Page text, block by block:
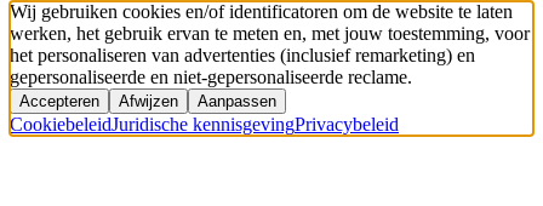
Wij gebruiken cookies en/of identificatoren om de website te laten
werken, het gebruik ervan te meten en, met jouw toestemming, voor
het personaliseren van advertenties (inclusief remarketing) en
gepersonaliseerde en niet-gepersonaliseerde reclame.
Accepteren Afwijzen Aanpassen
CookiebeleidJuridische kennisgevingPrivacybeleid